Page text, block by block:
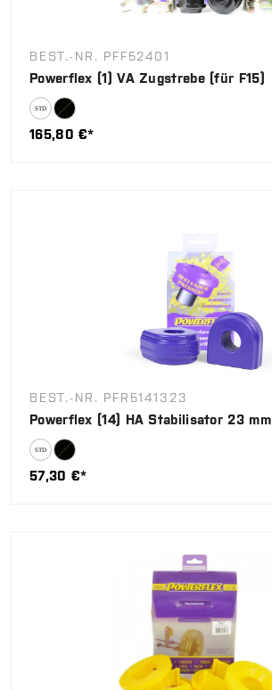
BEST.-NR. PFF52401
Powerflex (1) VA Zugstrebe (für F15)
165,80 €*
BEST.-NR. PFR5141323
Powerflex (14) HA Stabilisator 23 mm
57,30 €*